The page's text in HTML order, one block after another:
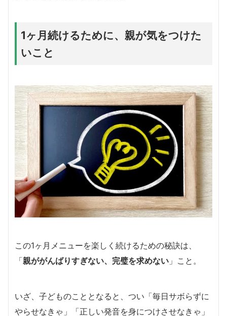
1ヶ月続けるために、親が気をつけた
いこと
この1ヶ月メニューを楽しく続けるための秘訣は、
「親ががんばりすぎない、完璧を求めない 」こと。
いざ、子どものこととなると、つい「毎日サボらずに
やらせなきゃ」「正しい発音を身につけさせなきゃ」